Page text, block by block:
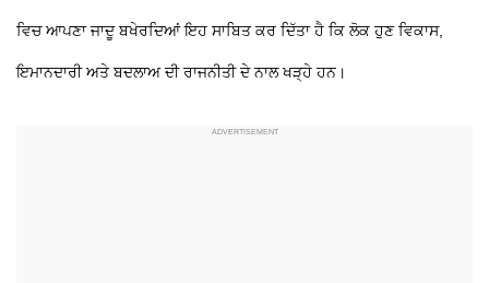
ਵਿਚ ਆਪਣਾ ਜਾਦੂ ਬਖੇਰਦਿਆਂ ਇਹ ਸਾਬਿਤ ਕਰ ਦਿੱਤਾ ਹੈ ਕਿ ਲੋਕ ਹੁਣ ਵਿਕਾਸ,
ਇਮਾਨਦਾਰੀ ਅਤੇ ਬਦਲਾਅ ਦੀ ਰਾਜਨੀਤੀ ਦੇ ਨਾਲ ਖੜ੍ਹੇ ਹਨ।